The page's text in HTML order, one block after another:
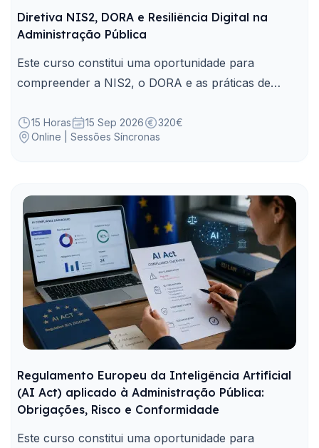
Diretiva NIS2, DORA e Resiliência Digital na
Administração Pública
Este curso constitui uma oportunidade para
compreender a NIS2, o DORA e as práticas de
15 Horas 15 Sep 2026
320€
Online | Sessões Síncronas
Regulamento Europeu da Inteligência Artificial
(AI Act) aplicado à Administração Pública:
Obrigações, Risco e Conformidade
Este curso constitui uma oportunidade para